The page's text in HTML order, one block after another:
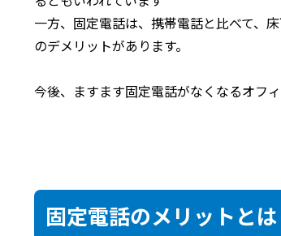
一方、固定電話は、携帯電話と比べて、
のデメリットがあります。
今後、ますます固定電話がなくなるオフ
固定電話のメリットとは